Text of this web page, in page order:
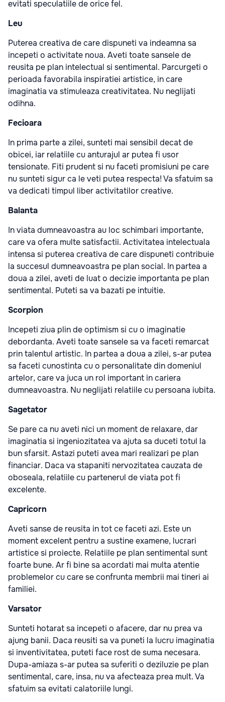
evitati speculatiile de orice fel.
Leu
Puterea creativa de care dispuneti va indeamna sa
incepeti o activitate noua. Aveti toate sansele de
reusita pe plan intelectual si sentimental. Parcurgeti o
perioada favorabila inspiratiei artistice, in care
imaginatia va stimuleaza creativitatea. Nu neglijati
odihna.
Fecioara
In prima parte a zilei, sunteti mai sensibil decat de
obicei, iar relatiile cu anturajul ar putea fi usor
tensionate. Fiti prudent si nu faceti promisiuni pe care
nu sunteti sigur ca le veti putea respecta! Va sfatuim sa
va dedicati timpul liber activitatilor creative.
Balanta
In viata dumneavoastra au loc schimbari importante,
care va ofera multe satisfactii. Activitatea intelectuala
intensa si puterea creativa de care dispuneti contribuie
la succesul dumneavoastra pe plan social. In partea a
doua a zilei, aveti de luat o decizie importanta pe plan
sentimental. Puteti sa va bazati pe intuitie.
Scorpion
Incepeti ziua plin de optimism si cu o imaginatie
debordanta. Aveti toate sansele sa va faceti remarcat
prin talentul artistic. In partea a doua a zilei, s-ar putea
sa faceti cunostinta cu o personalitate din domeniul
artelor, care va juca un rol important in cariera
dumneavoastra. Nu neglijati relatiile cu persoana iubita.
Sagetator
Se pare ca nu aveti nici un moment de relaxare, dar
imaginatia si ingeniozitatea va ajuta sa duceti totul la
bun sfarsit. Astazi puteti avea mari realizari pe plan
financiar. Daca va stapaniti nervozitatea cauzata de
oboseala, relatiile cu partenerul de viata pot fi
excelente.
Capricorn
Aveti sanse de reusita in tot ce faceti azi. Este un
moment excelent pentru a sustine examene, lucrari
artistice si proiecte. Relatiile pe plan sentimental sunt
foarte bune. Ar fi bine sa acordati mai multa atentie
problemelor cu care se confrunta membrii mai tineri ai
familiei.
Varsator
Sunteti hotarat sa incepeti o afacere, dar nu prea va
ajung banii. Daca reusiti sa va puneti la lucru imaginatia
si inventivitatea, puteti face rost de suma necesara.
Dupa-amiaza s-ar putea sa suferiti o deziluzie pe plan
sentimental, care, insa, nu va afecteaza prea mult. Va
sfatuim sa evitati calatoriile lungi.